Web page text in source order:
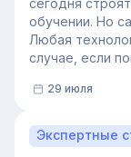
сегодня
обучении. Но
Любая
случае, если
Сегодня
обучение
эффект
29 июля
Экспертные